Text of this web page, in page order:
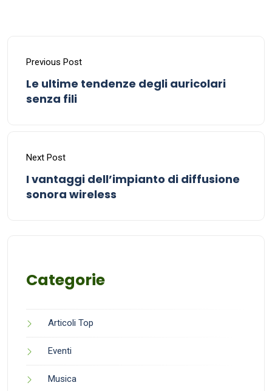
Previous Post
Le ultime tendenze degli auricolari
senza fili
Next Post
I vantaggi dell’impianto di diffusione
sonora wireless
Categorie
Articoli Top
Eventi
Musica